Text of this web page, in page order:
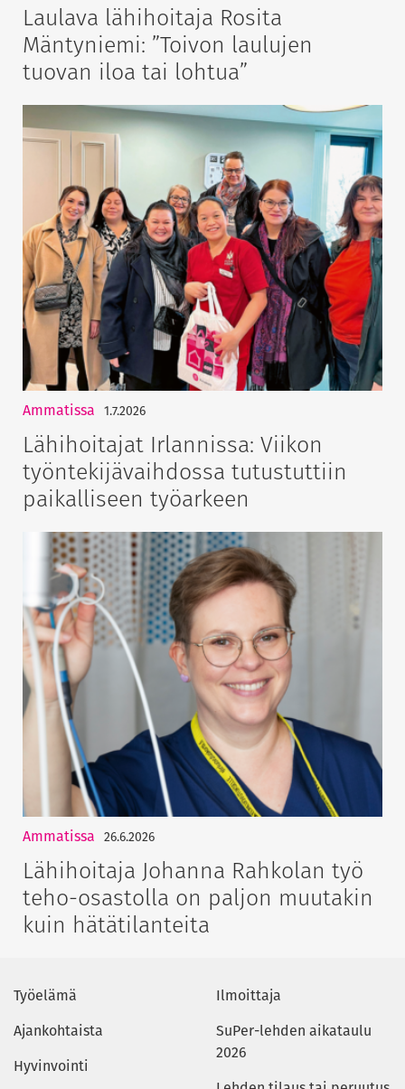
Laulava lähihoitaja Rosita
Mäntyniemi: ”Toivon laulujen
tuovan iloa tai lohtua”
Ammatissa 1.7.2026
Lähihoitajat Irlannissa: Viikon
työntekijävaihdossa tutustuttiin
paikalliseen työarkeen
Ammatissa 26.6.2026
Lähihoitaja Johanna Rahkolan työ
teho-osastolla on paljon muutakin
kuin hätätilanteita
Työelämä
Ajankohtaista
Hyvinvointi
Ilmoittaja
SuPer-lehden aikataulu
2026